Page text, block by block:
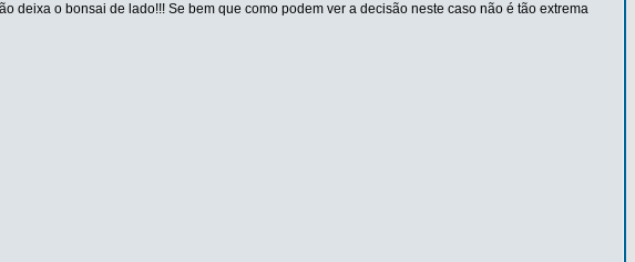
deixa o bonsai de lado!!! Se bem que como podem ver a decisão neste caso não é tão extrema